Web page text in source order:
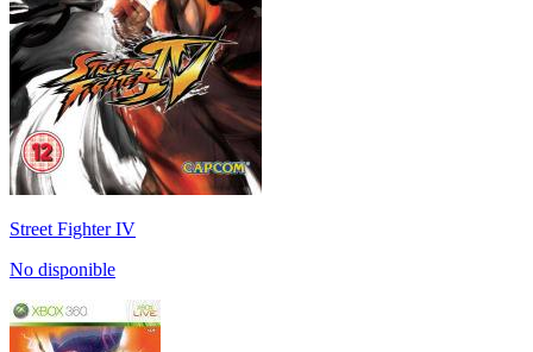
Street Fighter IV
No disponible